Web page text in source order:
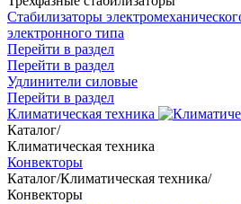
Стабилизаторы
электронного типа
Перейти в раздел
Перейти в раздел
Удлинители силовые
Перейти в раздел
Климатическая техника
Каталог/
Климатическая техника
Конвекторы
Каталог/Климатическая техника/
Конвекторы